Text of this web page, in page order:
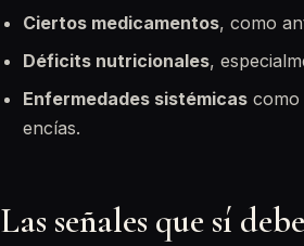
Ciertos medicamentos, como
Déficits nutricionales,
Enfermedades sistémicas como
encías.
Las señales que sí